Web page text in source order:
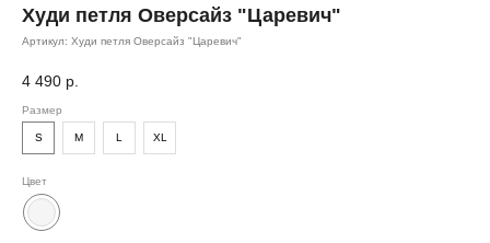
Худи петля Оверсайз "Царевич"
Артикул: Худи петля Оверсайз "Царевич"
4 490 р.
Размер
S M L XL
Цвет